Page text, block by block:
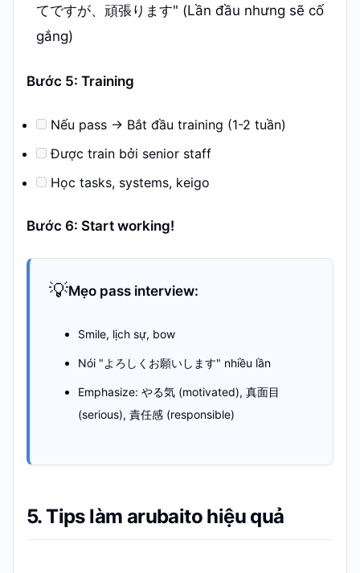
てですが、頑張ります" (Lần đầu nhưng sẽ cố
gắng)
Bước 5: Training
Nếu pass → Bắt đầu training (1-2 tuần)
Được train bởi senior staff
Học tasks, systems, keigo
Bước 6: Start working!
💡Mẹo pass interview:
Smile, lịch sự, bow
Nói "よろしくお願いします" nhiều lần
Emphasize: やる気 (motivated), 真面目
(serious), 責任感 (responsible)
5. Tips làm arubaito hiệu quả